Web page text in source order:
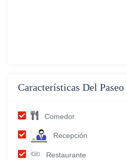
Características Del Paseo
Comedor
Recepción
Restaurante